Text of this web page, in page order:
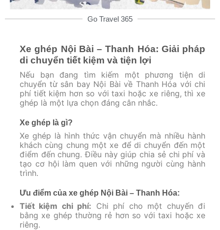
Go Travel 365
Xe ghép Nội Bài – Thanh Hóa: Giải pháp
di chuyển tiết kiệm và tiện lợi
Nếu bạn đang tìm kiếm một phương tiện di
chuyển từ sân bay Nội Bài về Thanh Hóa với chi
phí tiết kiệm hơn so với taxi hoặc xe riêng, thì xe
ghép là một lựa chọn đáng cân nhắc.
Xe ghép là gì?
Xe ghép là hình thức vận chuyển mà nhiều hành
khách cùng chung một xe để di chuyển đến một
điểm đến chung. Điều này giúp chia sẻ chi phí và
tạo cơ hội làm quen với những người cùng hành
trình.
Ưu điểm của xe ghép Nội Bài – Thanh Hóa:
Tiết kiệm chi phí: Chi phí cho một chuyến đi
bằng xe ghép thường rẻ hơn so với taxi hoặc xe
riêng.